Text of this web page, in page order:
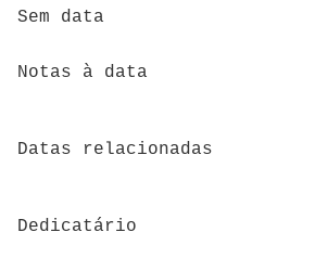
Sem data
Notas à data
Datas relacionadas
Dedicatário